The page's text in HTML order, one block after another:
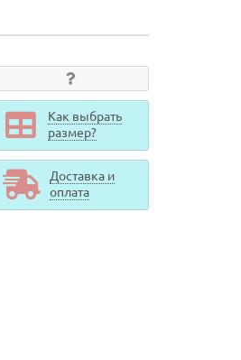
Как выбрать
размер?
Доставка и
оплата